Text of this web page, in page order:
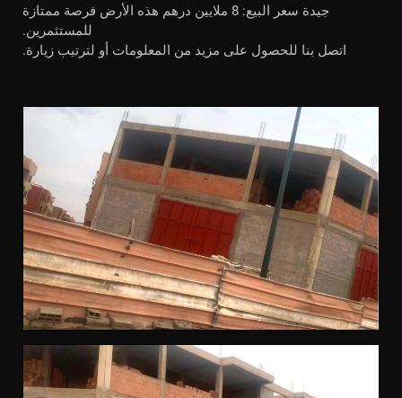
جيدة سعر البيع: 8 ملايين درهم هذه الأرض فرصة ممتازة
للمستثمرين.
اتصل بنا للحصول على مزيد من المعلومات أو لترتيب زيارة.